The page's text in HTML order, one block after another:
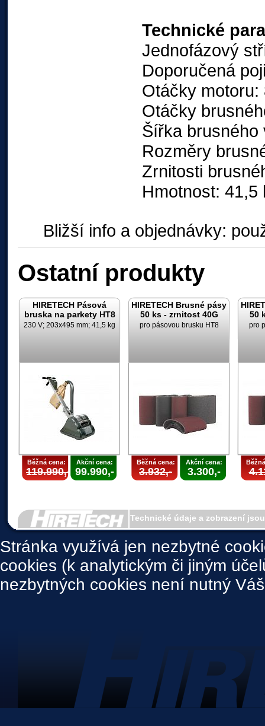
Technické
Jednofázový
Doporučená
Otáčky motoru:
Otáčky
Šířka brusného
Rozměry
Zrnitosti
Hmotnost: 41,5
Bližší info a objednávky:
Ostatní produkty
HIRETECH Pásová
bruska na parkety HT8
230 V; 203x495 mm; 41,5 kg
Běžná cena:
119.990,-
Akční cena:
99.990,-
HIRETECH Brusné pásy
50 ks - zrnitost 40G
pro pásovou brusku HT8
Běžná cena:
3.932,-
Akční cena:
3.300,-
50
pro
Technické údaje a zobrazení
Stránka využívá jen nezbytné
cookies (k analytickým či jiným
nezbytných cookies není nutný